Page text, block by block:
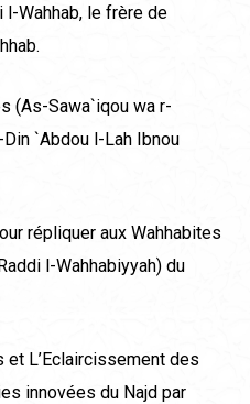
l-Wahhab, le frère de
(As-Sawa`iqou wa r-
`Abdou l-Lah Ibnou
répliquer aux Wahhabites
l-Wahhabiyyah) du
L’Eclaircissement des
innovées du Najd par